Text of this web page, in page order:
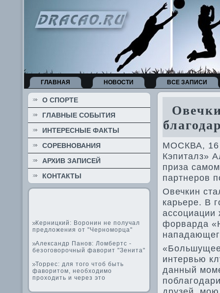
ГЛАВНАЯ НОВОСТИ ВСЕ ЗАПИСИ
О СПОРТЕ
ГЛАВНЫЕ СОБЫТИЯ
ИНТЕРЕСНЫЕ ФАКТЫ
СОРЕВНОВАНИЯ
АРХИВ ЗАПИСЕЙ
КОНТАКТЫ
Керницкий: Воронин не получал
предложения от "Черноморца"
Александр Панов: Ломбертс -
безоговорочный фаворит "Зенита"
Торрес: для того чтоб быть
фаворитом, необходимо
проходить и через это
МОСКВА, 16
Кэпиталз»
приза
партнеров
Ове­чкин
карьере. В
форварда
«Большущее
интервью
данный